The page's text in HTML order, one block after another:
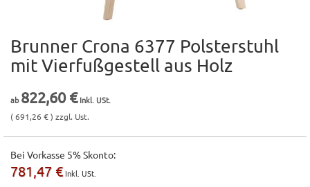
Brunner Crona 6377 Polsterstuhl
mit Vierfußgestell aus Holz
822,60 €
( 691,26 € ) zzgl. Ust.
Bei Vorkasse 5% Skonto:
781,47 €
Zum
Anfang
der
springen